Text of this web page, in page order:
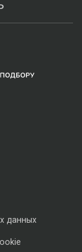
данных